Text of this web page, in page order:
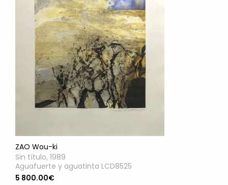
ZAO Wou-ki
Sin título, 1989
Aguafuerte y aguatinta LCD8525
5 800.00€